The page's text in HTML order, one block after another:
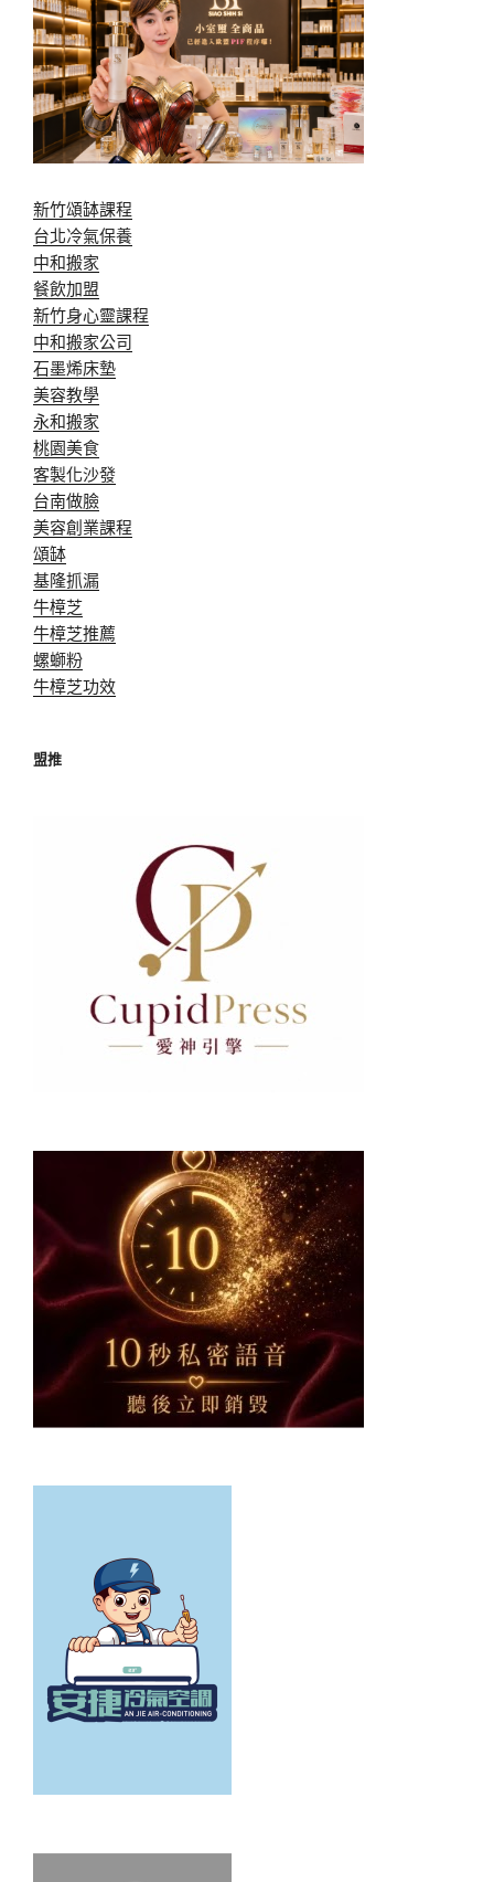
新竹頌缽課程
台北冷氣保養
中和搬家
餐飲加盟
新竹身心靈課程
中和搬家公司
石墨烯床墊
美容教學
永和搬家
桃園美食
客製化沙發
台南做臉
美容創業課程
頌缽
基隆抓漏
牛樟芝
牛樟芝推薦
螺螄粉
牛樟芝功效
盟推